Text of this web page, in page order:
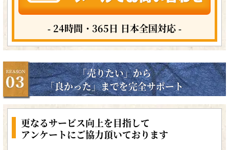
- 24時間・365日 日本全国対応 -
「売りたい」から
「良かった」までを完全サポート
更なるサービス向上を目指して
アンケートにご協力頂いております